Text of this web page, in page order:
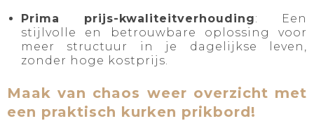
Prima prijs-kwaliteitverhouding: Een
stijlvolle en betrouwbare oplossing voor
meer structuur in je dagelijkse leven,
zonder hoge kostprijs.
Maak van chaos weer overzicht met
een praktisch kurken prikbord!